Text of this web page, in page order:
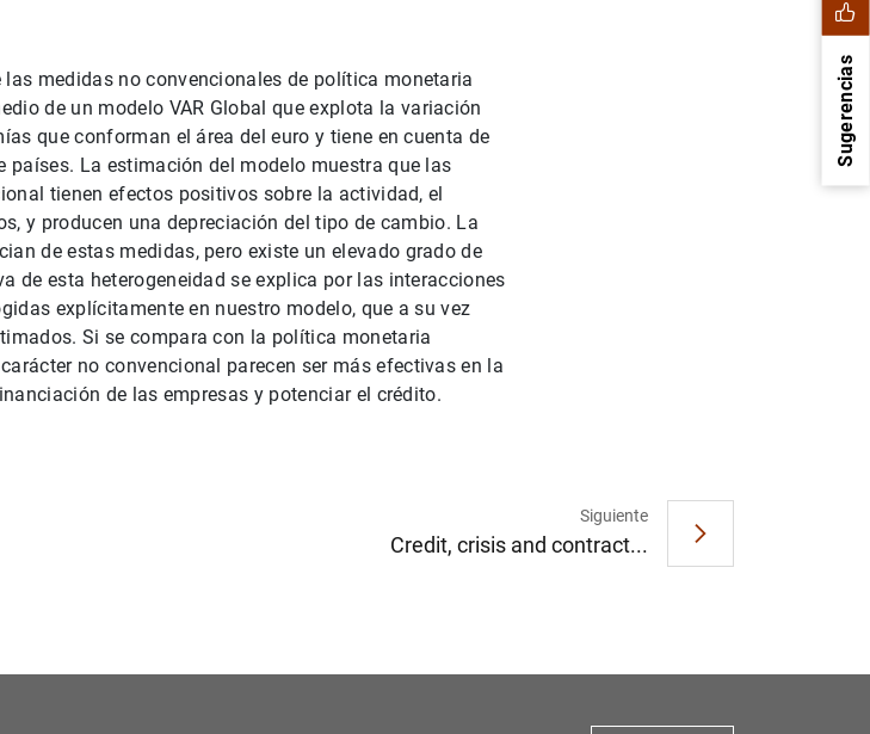
medidas no convencionales de política monetaria
de un modelo VAR Global que explota la variación
que conforman el área del euro y tiene en cuenta de
La estimación del modelo muestra que las
tienen efectos positivos sobre la actividad, el
y producen una depreciación del tipo de cambio. La
de estas medidas, pero existe un elevado grado de
de esta heterogeneidad se explica por las interacciones
explícitamente en nuestro modelo, que a su vez
Si se compara con la política monetaria
no convencional parecen ser más efectivas en la
de las empresas y potenciar el crédito.
Siguiente
Credit, crisis and contract...
Sugerencias